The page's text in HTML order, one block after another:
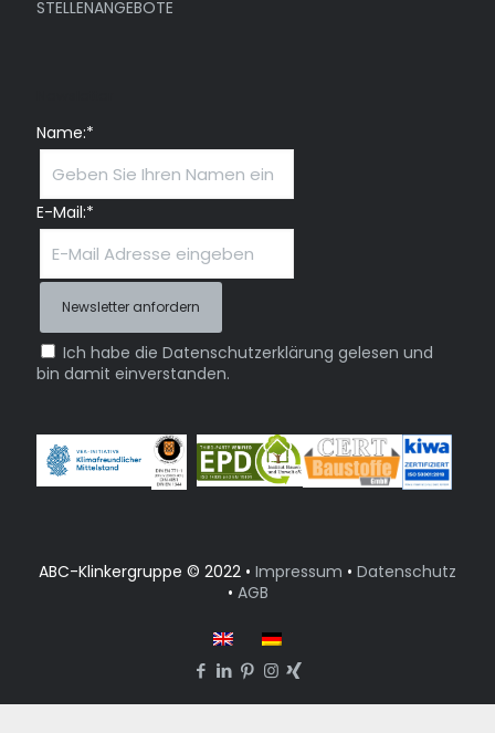
STELLENANGEBOTE
Name:*
E-Mail:*
Ich habe die Datenschutzerklärung gelesen und
bin damit einverstanden.
ABC-Klinkergruppe © 2022 • Impressum • Datenschutz
• AGB